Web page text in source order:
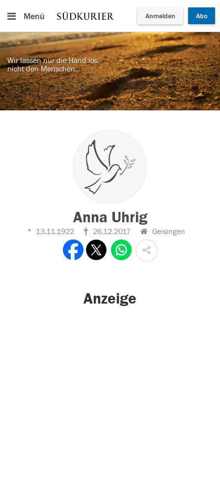
Menü Anmelden Abo
Wir lassen nur die Hand los,
nicht den Menschen.
Anna Uhrig
13.11.1922 26.12.2017 Geisingen
Anzeige